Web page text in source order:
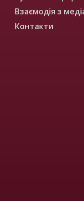
Взаємодія з
Контакти